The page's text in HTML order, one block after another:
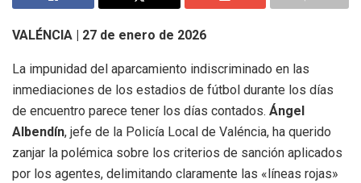
VALÉNCIA | 27 de enero de 2026
La impunidad del aparcamiento indiscriminado en las
inmediaciones de los estadios de fútbol durante los días
de encuentro parece tener los días contados. Ángel
Albendín, jefe de la Policía Local de Valéncia, ha querido
zanjar la polémica sobre los criterios de sanción aplicados
por los agentes, delimitando claramente las «líneas rojas»